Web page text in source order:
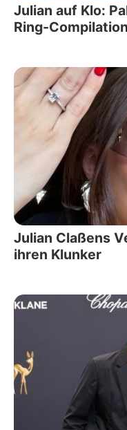
Julian auf Klo:
Ring-Compilation
Julian Claßens
ihren Klunker